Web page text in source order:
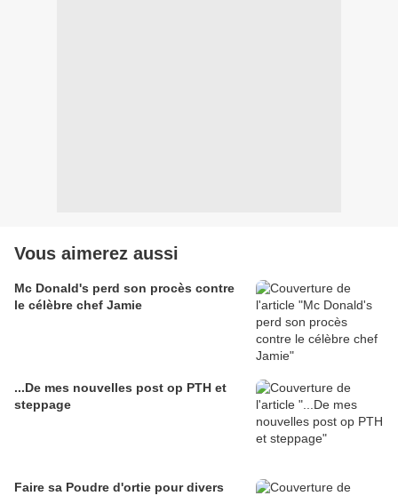
Vous aimerez aussi
Mc Donald's perd son procès contre
le célèbre chef Jamie
...De mes nouvelles post op PTH et
steppage
Faire sa Poudre d'ortie pour divers